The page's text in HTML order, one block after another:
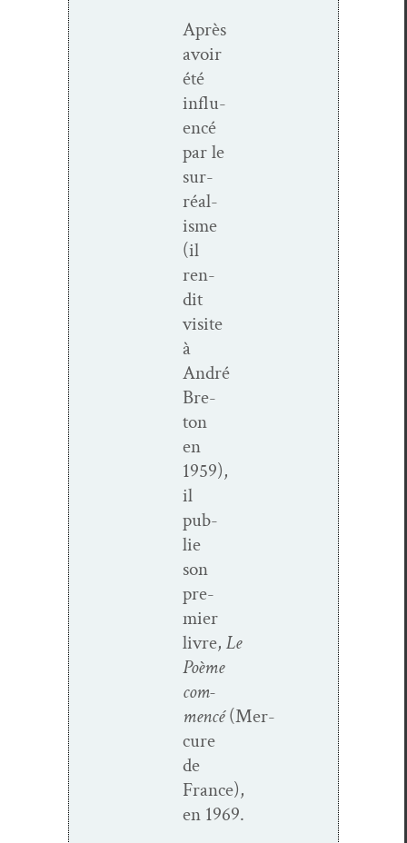
Après
avoir
été
influ­
encé
par le
sur­
réal­
isme
(il
ren­
dit
vis­ite
à
André
Bre­
ton
en
1959),
il
pub­
lie
son
pre­
mier
livre, Le
Poème
com­
mencé(Mer­
cure
de
France),
en 1969.